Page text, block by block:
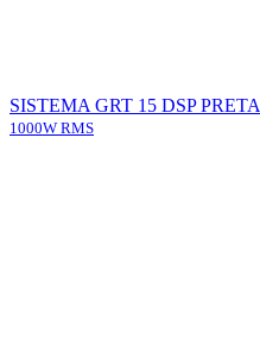
SISTEMA GRT 15 DSP PRETA
1000W RMS